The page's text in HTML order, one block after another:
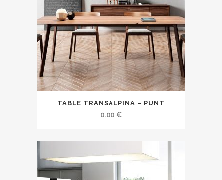
TABLE TRANSALPINA – PUNT
0.00 €